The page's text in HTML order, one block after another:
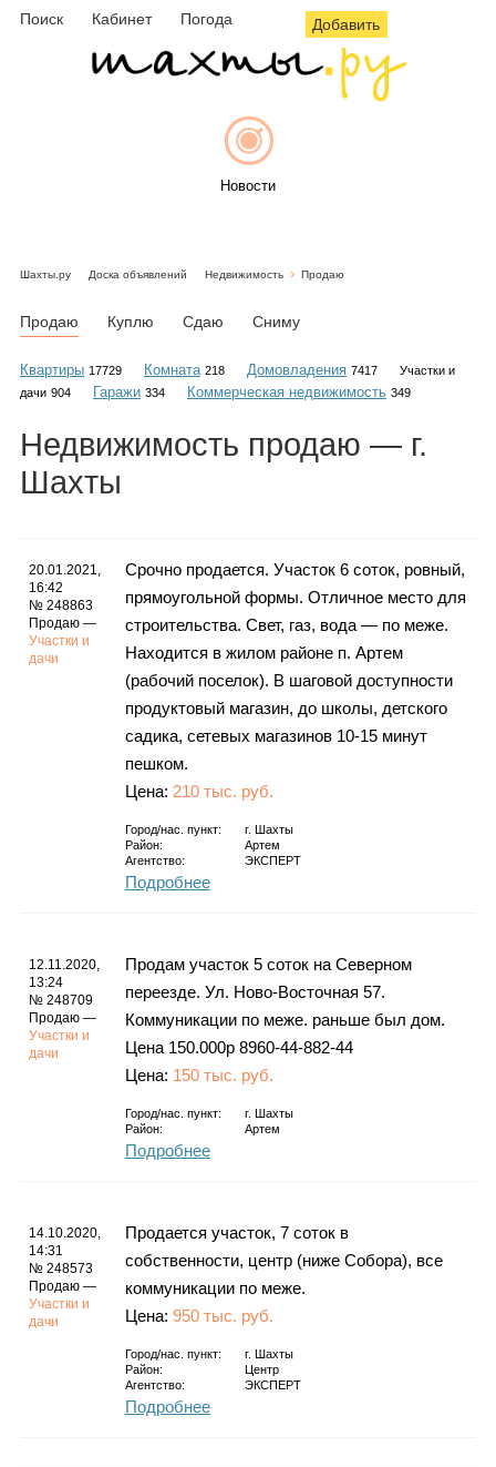
Поиск Кабинет Погода Добавить
Новости
Объявления
Инфо
Гороскоп
Карты
Шахты.ру Доска объявлений Недвижимость Продаю
Продаю Куплю Сдаю Сниму
Квартиры 17729 Комната 218 Домовладения 7417
Участки и
дачи 904 Гаражи 334 Коммерческая недвижимость 349
Недвижимость продаю — г.
Шахты
20.01.2021,
16:42
№ 248863
Продаю —
Участки и
дачи
Срочно продается. Участок 6 соток, ровный,
прямоугольной формы. Отличное место для
строительства. Свет, газ, вода — по меже.
Находится в жилом районе п. Артем
(рабочий поселок). В шаговой доступности
продуктовый магазин, до школы, детского
садика, сетевых магазинов 10-15 минут
пешком.
Цена: 210 тыс. руб.
Город/нас. пункт: г.
Шахты
Район:
Артем
Агентство:
ЭКСПЕРТ
Подробнее
12.11.2020,
13:24
№ 248709
Продаю —
Участки и
дачи
Продам участок 5 соток на Северном
переезде. Ул. Ново-Восточная 57.
Коммуникации по меже. раньше был дом.
Цена 150.000р 8960-44-882-44
Цена: 150 тыс. руб.
Город/нас. пункт: г.
Шахты
Район:
Артем
Подробнее
14.10.2020,
14:31
№ 248573
Продаю —
Участки и
дачи
Продается участок, 7 соток в
собственности, центр (ниже Собора), все
коммуникации по меже.
Цена: 950 тыс. руб.
Город/нас. пункт: г.
Шахты
Район:
Центр
Агентство:
ЭКСПЕРТ
Подробнее